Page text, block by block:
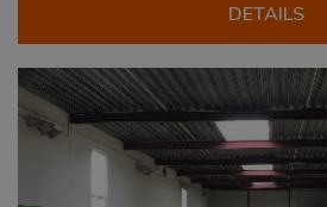
DETAILS